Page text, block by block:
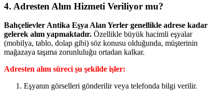
4. Adresten Alım Hizmeti Veriliyor mu?
Bahçelievler Antika Eşya Alan Yerler genellikle adrese kadar
gelerek alım yapmaktadır. Özellikle büyük hacimli eşyalar
(mobilya, tablo, dolap gibi) söz konusu olduğunda, müşterinin
mağazaya taşıma zorunluluğu ortadan kalkar.
Adresten alım süreci şu şekilde işler:
Eşyanın görselleri gönderilir veya telefonda bilgi verilir.